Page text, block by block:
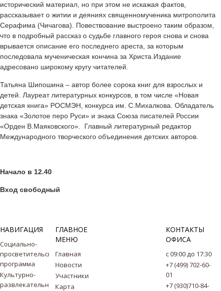
исторический материал, но при этом не искажая фактов,
рассказывает о житии и деяниях священномученика митрополита
Серафима (Чичагова). Повествование выстроено таким образом,
что в подробный рассказ о судьбе главного героя снова и снова
врывается описание его последнего ареста, за которым
последовала мученическая кончина за Христа.Издание
адресовано широкому кругу читателей.
Татьяна Шипошина – автор более сорока книг для взрослых и
детей. Лауреат литературных конкурсов, в том числе «Новая
детская книга» РОСМЭН, конкурса им. С.Михалкова. Обладатель
знака «Золотое перо Руси» и знака Союза писателей России
«Орден В.Маяковского». Главный литературный редактор
Международного творческого объединения детских авторов.
Начало в 12.40
Вход свободный
НАВИГАЦИЯ
Социально-
просветительская
программа
Культурно-
развлекательная
ГЛАВНОЕ
МЕНЮ
Главная
Новости
Участники
Карта
КОНТАКТЫ
ОФИСА
с 09:00 до 17:30
+7 (499) 702-60-
01
+7 (930)710-84-